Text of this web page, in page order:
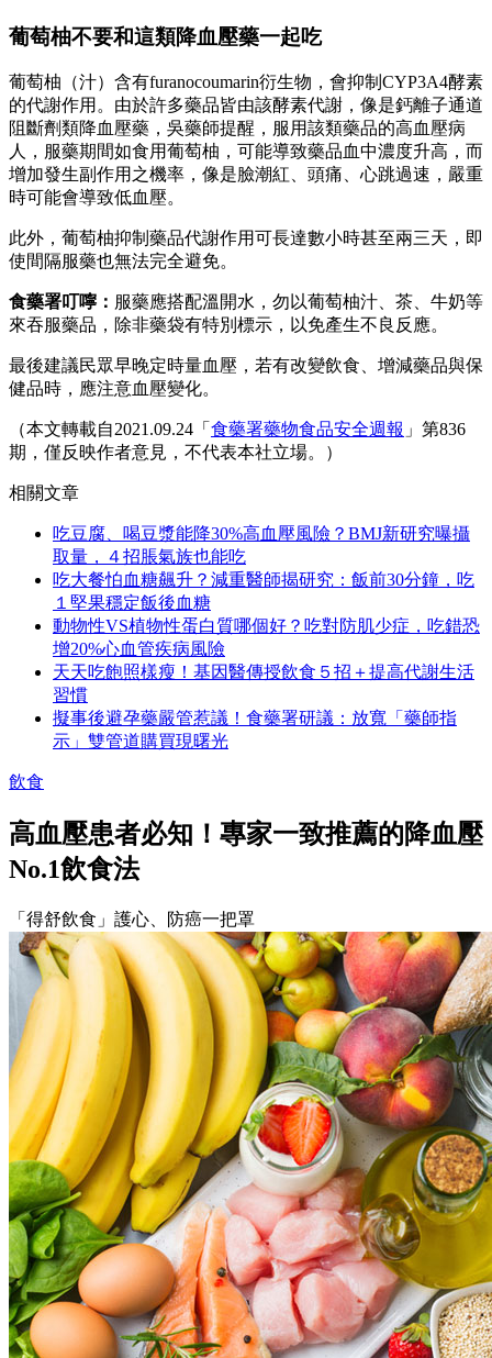
葡萄柚不要和這類降血壓藥一起吃
葡萄柚（汁）含有furanocoumarin衍生物，會抑制CYP3A4酵素
的代謝作用。由於許多藥品皆由該酵素代謝，像是鈣離子通道
阻斷劑類降血壓藥，吳藥師提醒，服用該類藥品的高血壓病
人，服藥期間如食用葡萄柚，可能導致藥品血中濃度升高，而
增加發生副作用之機率，像是臉潮紅、頭痛、心跳過速，嚴重
時可能會導致低血壓。
此外，葡萄柚抑制藥品代謝作用可長達數小時甚至兩三天，即
使間隔服藥也無法完全避免。
食藥署叮嚀： 服藥應搭配溫開水，勿以葡萄柚汁、茶、牛奶等
來吞服藥品，除非藥袋有特別標示，以免產生不良反應。
最後建議民眾早晚定時量血壓，若有改變飲食、增減藥品與保
健品時，應注意血壓變化。
（本文轉載自2021.09.24「 食藥署藥物食品安全週報 」第836
期，僅反映作者意見，不代表本社立場。）
相關文章
吃豆腐、喝豆漿能降30%高血壓風險？BMJ新研究曝攝
取量，４招脹氣族也能吃
吃大餐怕血糖飆升？減重醫師揭研究：飯前30分鐘，吃
１堅果穩定飯後血糖
動物性VS植物性蛋白質哪個好？吃對防肌少症，吃錯恐
增20%心血管疾病風險
天天吃飽照樣瘦！基因醫傳授飲食５招＋提高代謝生活
習慣
擬事後避孕藥嚴管惹議！食藥署研議：放寬「藥師指
示」雙管道購買現曙光
飲食
高血壓患者必知！專家一致推薦的降血壓
No.1飲食法
「得舒飲食」護心、防癌一把罩